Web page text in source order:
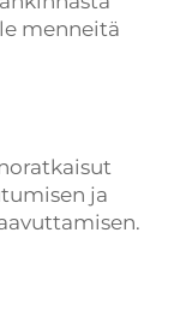
menneitä
ja